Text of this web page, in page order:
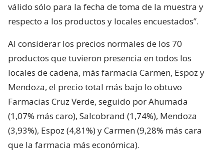
válido sólo para la fecha de toma de la muestra y
respecto a los productos y locales encuestados”.
Al considerar los precios normales de los 70
productos que tuvieron presencia en todos los
locales de cadena, más farmacia Carmen, Espoz y
Mendoza, el precio total más bajo lo obtuvo
Farmacias Cruz Verde, seguido por Ahumada
(1,07% más caro), Salcobrand (1,74%), Mendoza
(3,93%), Espoz (4,81%) y Carmen (9,28% más cara
que la farmacia más económica).